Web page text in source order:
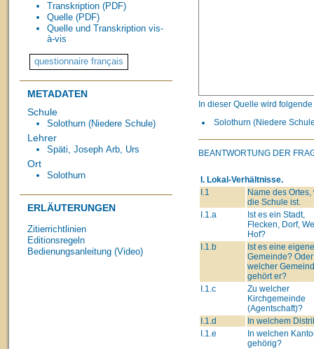
Transkription (PDF)
Quelle (PDF)
Quelle und Transkription vis-
à-vis
METADATEN
Schule
Solothurn (Niedere Schule)
Lehrer
Späti, Joseph Arb, Urs
Ort
Solothurn
ERLÄUTERUNGEN
Zitierrichtlinien
Editionsregeln
Bedienungsanleitung (Video)
In dieser Quelle wird
Solothurn (Niedere
BEANTWORTUNG DER
I. Lokal-Verhältnisse.
I.1
Name des Ortes,
die Schule ist.
I.1.a
Ist es ein Stadt,
Flecken, Dorf,
Hof?
I.1.b
Ist es eine eigene
Gemeinde?
welcher
gehört er?
I.1.c
Zu welcher
Kirchgemeinde
(Agentschaft)?
I.1.d
In welchem
I.1.e
In welchen
gehörig?